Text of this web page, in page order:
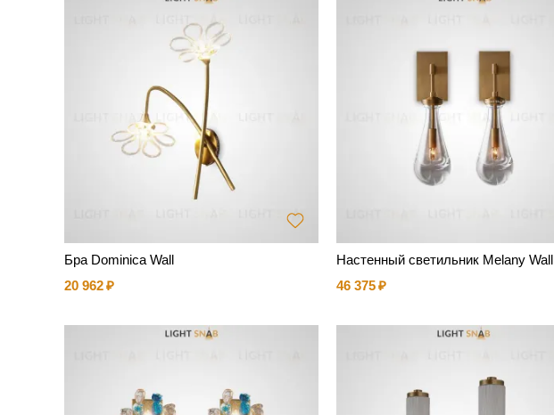
Бра Dominica Wall
20 962
Настенный светильник Melany Wall
46 375